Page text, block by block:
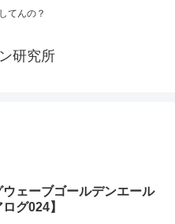
てんの？
研究所
ウェーブゴールデンエール
ログ024】